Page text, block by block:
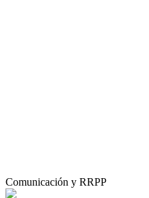
Comunicación y RRPP